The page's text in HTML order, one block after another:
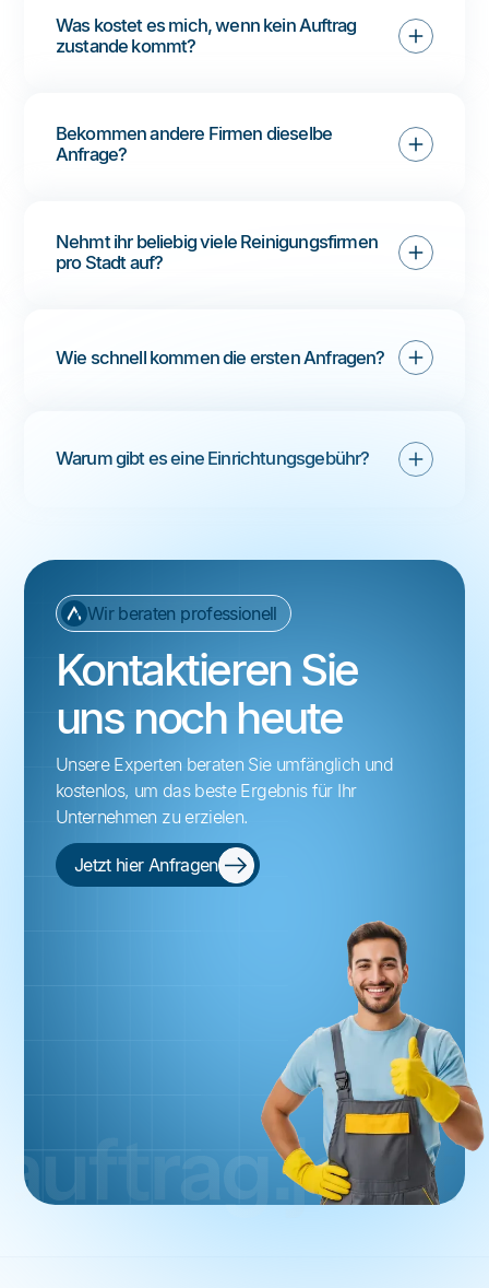
Was kostet es mich, wenn kein Auftrag
zustande kommt?
Bekommen andere Firmen dieselbe
Anfrage?
Nehmt ihr beliebig viele Reinigungsfirmen
pro Stadt auf?
Wie schnell kommen die ersten Anfragen?
Warum gibt es eine Einrichtungsgebühr?
Wir beraten professionell
Kontaktieren Sie
uns noch heute
Unsere Experten beraten Sie umfänglich und
kostenlos, um das beste Ergebnis für Ihr
Unternehmen zu erzielen.
Jetzt hier Anfragen